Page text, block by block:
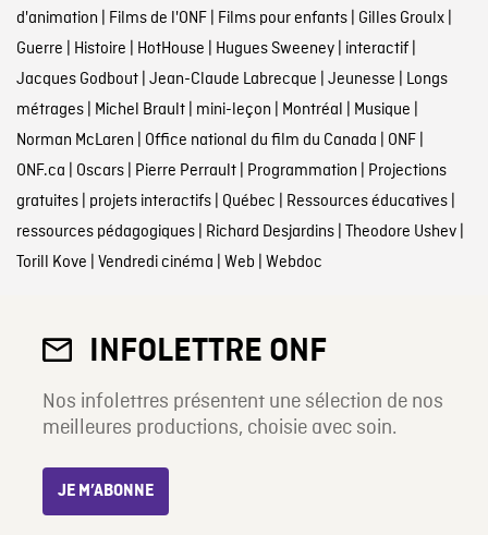
d'animation Films de l'ONF| Films pour enfants| Gilles Groulx|
Guerre Histoire HotHouse Hugues Sweeney| interactif|
Jacques Godbout| Jean-Claude Labrecque Jeunesse Longs
métrages| Michel Brault| mini-leçon Montréal Musique
Norman McLaren Office national du film du Canada ONF|
ONF.ca Oscars| Pierre Perrault| Programmation Projections
gratuites| projets interactifs| Québec Ressources éducatives|
ressources pédagogiques| Richard Desjardins| Theodore Ushev|
Torill Kove Vendredi cinéma Web Webdoc
INFOLETTRE ONF
Nos infolettres présentent une sélection de nos
meilleures productions, choisie avec soin.
JE M’ABONNE